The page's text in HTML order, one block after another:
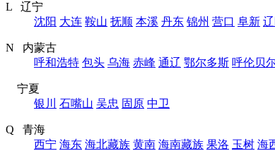
L 辽宁
沈阳 大连 鞍山 抚顺 本溪 丹东 锦州 营口 阜新
N 内蒙古
呼和浩特 包头 乌海 赤峰 通辽 鄂尔多斯 呼伦贝
宁夏
银川
石嘴山 吴忠 固原 中卫
Q 青海
西宁 海东 海北藏族 黄南 海南藏族 果洛 玉树 海